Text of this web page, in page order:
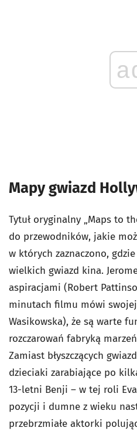
Mapy gwiazd
Tytuł oryginalny „Maps to
do przewodników, jakie
w których zaznaczono,
wielkich gwiazd kina.
aspiracjami (Robert
minutach filmu mówi
Wasikowska), że są warte
rozczarowań fabryką
Zamiast błyszczących
dzieciaki zarabiające po
13-letni Benji – w tej roli
pozycji i dumne z wieku
przebrzmiałe aktorki